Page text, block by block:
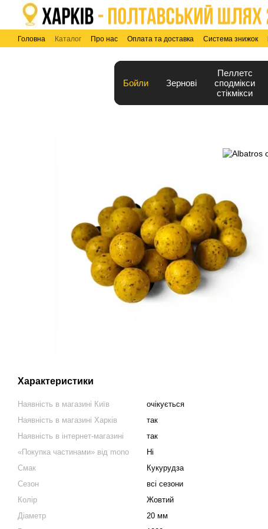
Перейти до основного контенту
Головна Каталог Про нас Оплата та доставка Система знижок
Бойли Зернові
Пеллетс
сподмікси
стікмікси
Характеристики
Наявність в магазині Київ
очікується
Наявність в магазині Харків
так
Наявність в інтернет-магазині
так
«Покупка частинами» від mono
Ні
Смак
Кукурудза
Сезон
всі сезони
Колір
Жовтий
Діаметр
20 мм